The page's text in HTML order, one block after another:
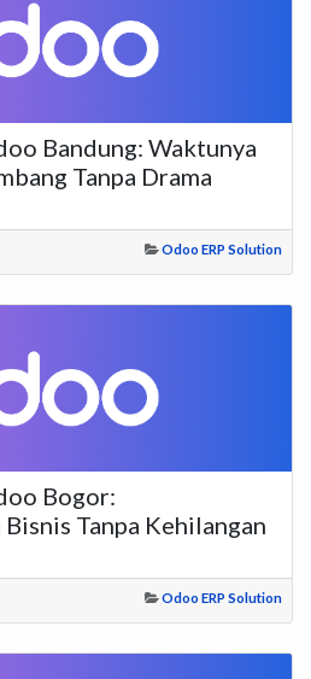
Bandung: Waktunya
Tanpa Drama
Odoo ERP Solution
Bogor:
Tanpa Kehilangan
Odoo ERP Solution